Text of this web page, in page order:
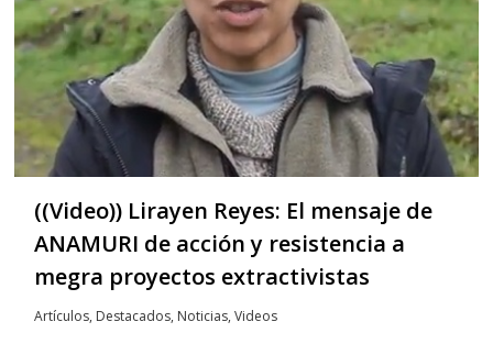
((Video)) Lirayen Reyes: El mensaje de
ANAMURI de acción y resistencia a
megra proyectos extractivistas
Artículos, Destacados, Noticias,Videos